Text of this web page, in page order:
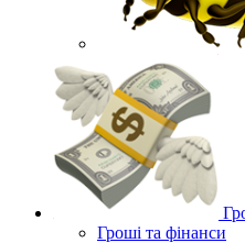
Гроші та фінанси